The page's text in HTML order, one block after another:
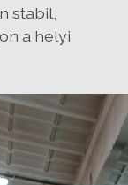
stabil,
a helyi